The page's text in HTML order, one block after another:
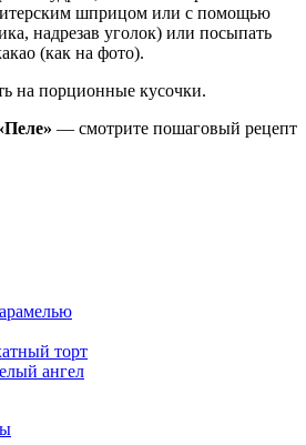
шприцом или с помощью
надрезав уголок) или посыпать
(как на фото).
на порционные кусочки.
— смотрите пошаговый рецепт
торт
ангел